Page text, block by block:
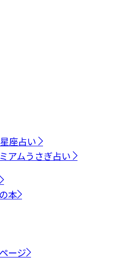
座占い
アムうさぎ占い
本
ージ